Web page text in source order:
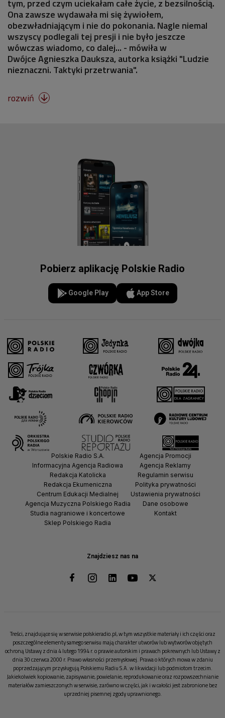
tym, przed czym uciekałam całe życie, z bezsilnością.
Ona zawsze wydawała mi się żywiołem,
obezwładniającym i nie do pokonania. Nagle niemal
wszyscy podlegali tej presji i nie było jeszcze
wówczas wiadomo, co dalej... - mówiła w
Dwójce Agnieszka Dauksza, autorka książki "Ludzie
nieznaczni. Taktyki przetrwania".
rozwiń 
Pobierz aplikację Polskie Radio
Google Play App Store
Znajdziesz nas na
Polskie Radio S.A.
Informacyjna Agencja Radiowa
Redakcja Katolicka
Redakcja Ekumeniczna
Centrum Edukacji Medialnej
Agencja Muzyczna Polskiego Radia
Studia nagraniowe i koncertowe
Sklep Polskiego Radia
Agencja Promocji
Agencja Reklamy
Regulamin serwisu
Polityka prywatności
Ustawienia prywatności
Dane osobowe
Kontakt
Treści, znajdujące się w serwisie polskieradio.pl, w tym wszystkie materiały i ich części oraz
poszczególne elementy samego serwisu mają charakter utworów lub wytworów objętych
ochroną Ustawy z dnia 4 lutego 1994 r. o prawie autorskim i prawach pokrewnych lub Ustawy z
dnia 30 czerwca 2000 r. Prawo własności przemysłowej. Prawa o których mowa w zdaniu
poprzedzającym przysługują Polskiemu Radiu S.A. w likwidacji lub podmiotom trzecim.
Jakiekolwiek kopiowanie, zapisywanie, powielanie, reprodukowanie oraz rozpowszechnianie
materiałów zamieszczonych w serwisie, zarówno w części, jak i w całości jest zabronione bez
uprzedniej pisemnej zgody uprawnionego.